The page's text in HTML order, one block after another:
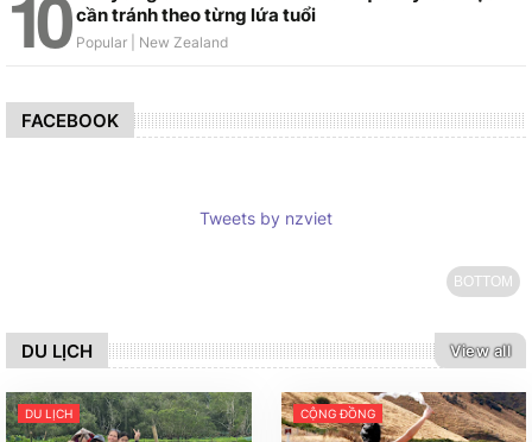
cần tránh theo từng lứa tuổi
FACEBOOK
Tweets by nzviet
BOTTOM
DU LỊCH View all
DU LỊCH CỘNG ĐỒNG